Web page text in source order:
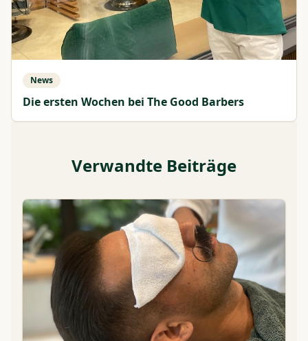
News
Die ersten Wochen bei The Good Barbers
Verwandte Beiträge